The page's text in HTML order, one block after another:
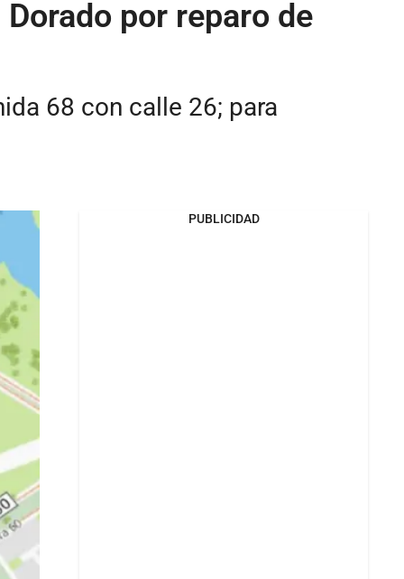
por reparo de
68 con calle 26; para
PUBLICIDAD